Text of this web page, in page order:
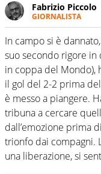
Fabrizio Piccolo
GIORNALISTA
Nella sua
sportive e
competenza,
In campo si è dannato,
suo secondo rigore
in coppa del Mondo),
il gol del 2-2 prima
è messo a piangere.
tribuna a cercare
dall’emozione prima
trionfo dai compagni.
una liberazione, si